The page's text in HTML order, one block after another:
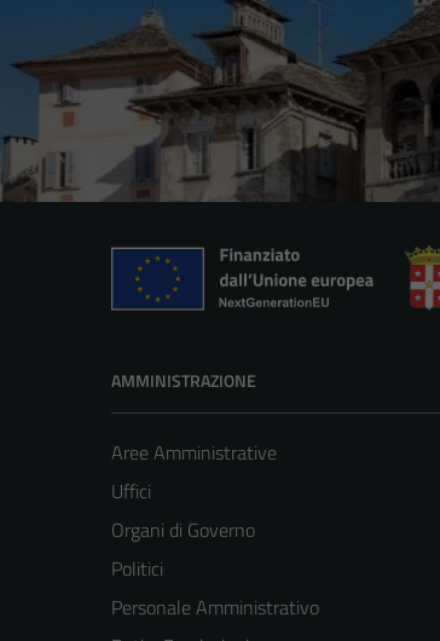
AMMINISTRAZIONE
Aree Amministrative
Uffici
Organi di Governo
Politici
Personale Amministrativo